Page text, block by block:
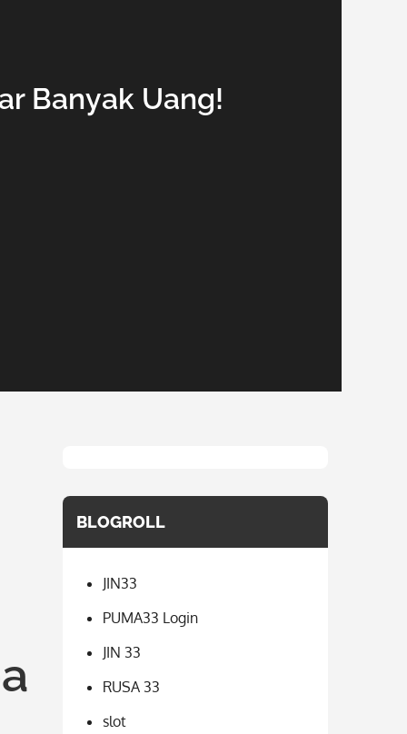
Banyak Uang!
BLOGROLL
JIN33
PUMA33 Login
JIN 33
RUSA 33
slot